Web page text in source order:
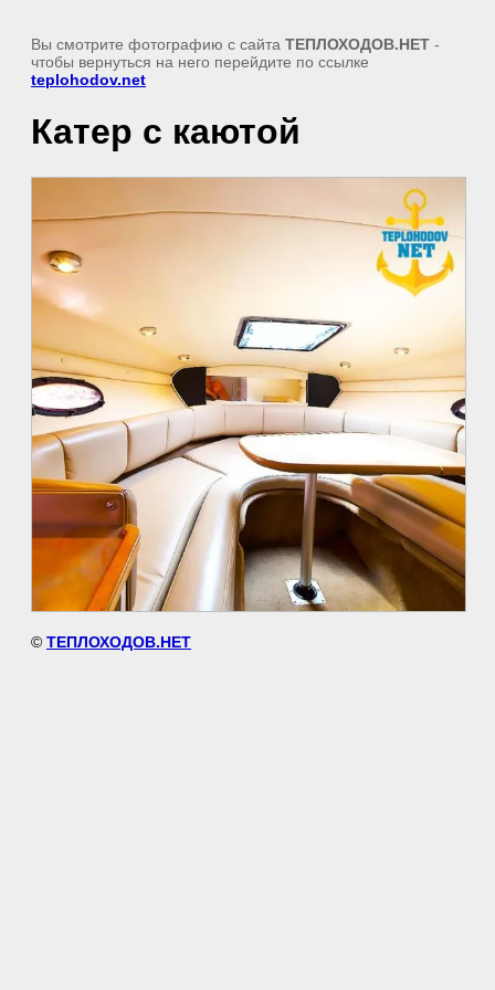
Вы смотрите фотографию с сайта ТЕПЛОХОДОВ.НЕТ -
чтобы вернуться на него перейдите по ссылке
teplohodov.net
Катер с каютой
© ТЕПЛОХОДОВ.НЕТ